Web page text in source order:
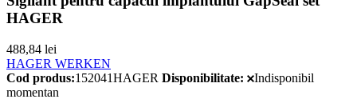
HAGER
488,84 lei
HAGER WERKEN
Cod produs:152041HAGER Disponibilitate:
Indisponibil
momentan